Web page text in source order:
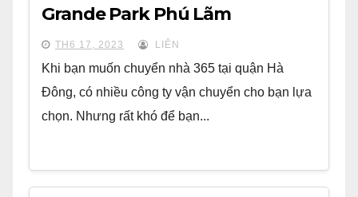
Grande Park Phú Lãm
TH6 17, 2023 LIÊN
Khi bạn muốn chuyển nhà 365 tại quận Hà
Đông, có nhiều công ty vận chuyển cho bạn lựa
chọn. Nhưng rất khó để bạn...